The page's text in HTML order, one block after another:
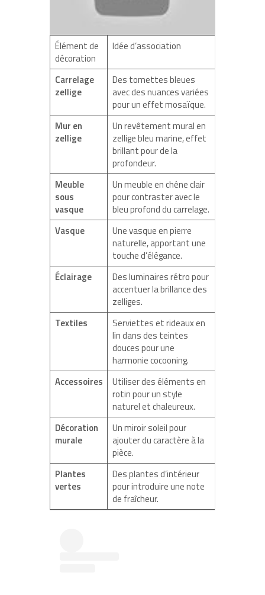
Élément de
décoration
Idée d’association
Carrelage
zellige
Des tomettes bleues
avec des nuances variées
pour un effet mosaïque.
Mur en
zellige
Un revêtement mural en
zellige bleu marine, effet
brillant pour de la
profondeur.
Meuble
sous
vasque
Un meuble en chêne clair
pour contraster avec le
bleu profond du carrelage.
Vasque
Une vasque en pierre
naturelle, apportant une
touche d’élégance.
Éclairage
Des luminaires rétro pour
accentuer la brillance des
zelliges.
Textiles
Serviettes et rideaux en
lin dans des teintes
douces pour une
harmonie cocooning.
Accessoires
Utiliser des éléments en
rotin pour un style
naturel et chaleureux.
Décoration
murale
Un miroir soleil pour
ajouter du caractère à la
pièce.
Plantes
vertes
Des plantes d’intérieur
pour introduire une note
de fraîcheur.